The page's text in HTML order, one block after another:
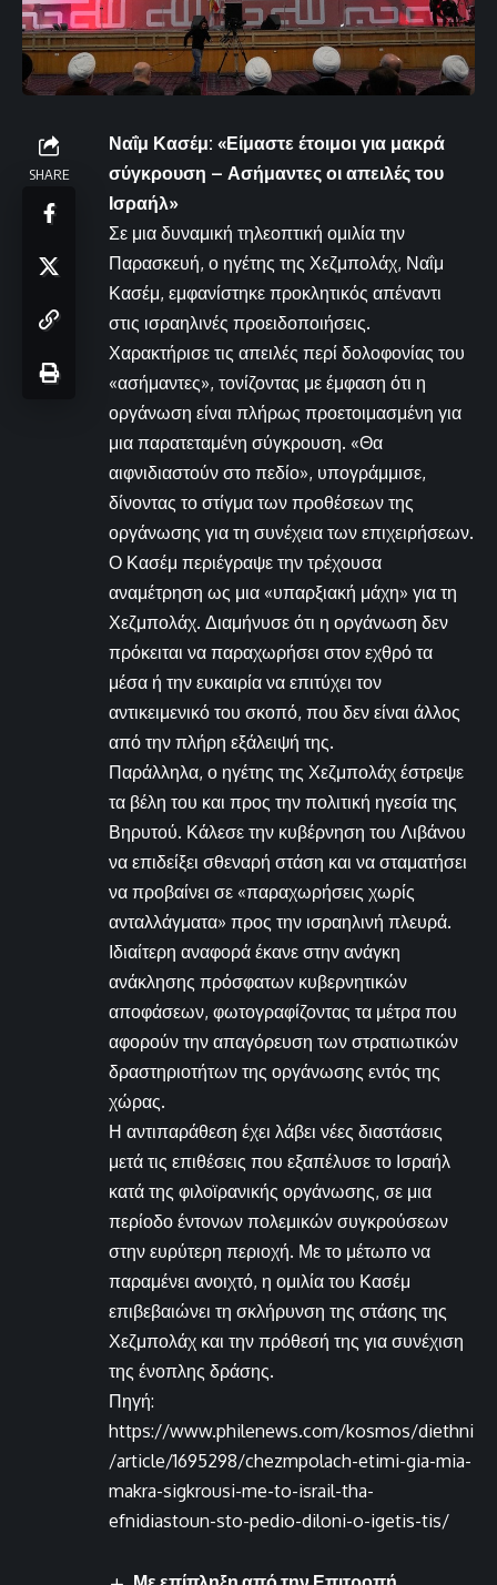
SHARE
Ναΐμ Κασέμ: «Είμαστε έτοιμοι για μακρά
σύγκρουση – Ασήμαντες οι απειλές του
Ισραήλ»
Σε μια δυναμική τηλεοπτική ομιλία την
Παρασκευή, ο ηγέτης της Χεζμπολάχ, Ναΐμ
Κασέμ, εμφανίστηκε προκλητικός απέναντι
στις ισραηλινές προειδοποιήσεις.
Χαρακτήρισε τις απειλές περί δολοφονίας του
«ασήμαντες», τονίζοντας με έμφαση ότι η
οργάνωση είναι πλήρως προετοιμασμένη για
μια παρατεταμένη σύγκρουση. «Θα
αιφνιδιαστούν στο πεδίο», υπογράμμισε,
δίνοντας το στίγμα των προθέσεων της
οργάνωσης για τη συνέχεια των επιχειρήσεων.
Ο Κασέμ περιέγραψε την τρέχουσα
αναμέτρηση ως μια «υπαρξιακή μάχη» για τη
Χεζμπολάχ. Διαμήνυσε ότι η οργάνωση δεν
πρόκειται να παραχωρήσει στον εχθρό τα
μέσα ή την ευκαιρία να επιτύχει τον
αντικειμενικό του σκοπό, που δεν είναι άλλος
από την πλήρη εξάλειψή της.
Παράλληλα, ο ηγέτης της Χεζμπολάχ έστρεψε
τα βέλη του και προς την πολιτική ηγεσία της
Βηρυτού. Κάλεσε την κυβέρνηση του Λιβάνου
να επιδείξει σθεναρή στάση και να σταματήσει
να προβαίνει σε «παραχωρήσεις χωρίς
ανταλλάγματα» προς την ισραηλινή πλευρά.
Ιδιαίτερη αναφορά έκανε στην ανάγκη
ανάκλησης πρόσφατων κυβερνητικών
αποφάσεων, φωτογραφίζοντας τα μέτρα που
αφορούν την απαγόρευση των στρατιωτικών
δραστηριοτήτων της οργάνωσης εντός της
χώρας.
Η αντιπαράθεση έχει λάβει νέες διαστάσεις
μετά τις επιθέσεις που εξαπέλυσε το Ισραήλ
κατά της φιλοϊρανικής οργάνωσης, σε μια
περίοδο έντονων πολεμικών συγκρούσεων
στην ευρύτερη περιοχή. Με το μέτωπο να
παραμένει ανοιχτό, η ομιλία του Κασέμ
επιβεβαιώνει τη σκλήρυνση της στάσης της
Χεζμπολάχ και την πρόθεσή της για συνέχιση
της ένοπλης δράσης.
Πηγή:
https://www.philenews.com/kosmos/diethni
/article/1695298/chezmpolach-etimi-gia-mia-
makra-sigkrousi-me-to-israil-tha-
efnidiastoun-sto-pedio-diloni-o-igetis-tis/